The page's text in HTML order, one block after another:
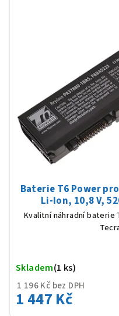
Baterie T6 Power
Li-Ion, 10,8 V,
Kvalitní náhradní baterie
1 196 Kč bez DPH
1 447 Kč
Skladem(1 ks)